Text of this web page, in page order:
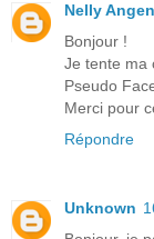
Nelly Angen
Bonjour !
Je tente ma
Pseudo
Merci pour
Répondre
Unknown